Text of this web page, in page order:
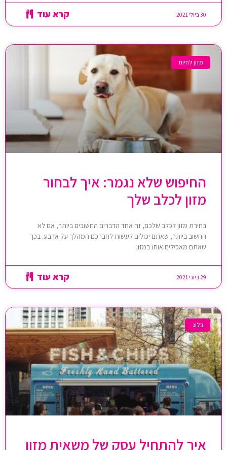
קרא עוד 30 ביולי 2021
מזון לחיות
החיפוש שלא נגמר: איך לבחור
מזון לכלב שלך
בחירת מזון לכלב שלכם, זה אחד הדברים החשובים ביותר, אם לא
החשוב ביותר, שאתם יכולים לעשות לחברכם המהלך על ארבע. בכך
שאתם מאכילים אותו במזון
קרא עוד 29 ביוני 2021
בלוג
איך להתחיל עסק של משאית מזון